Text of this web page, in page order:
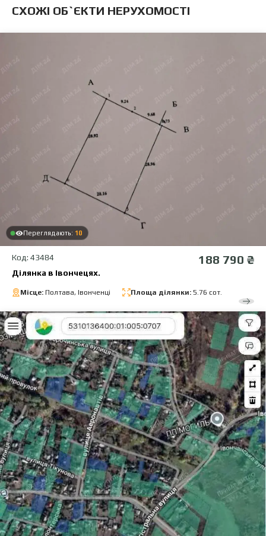
CХОЖІ ОБ`ЄКТИ НЕРУХОМОСТІ
Переглядають: 10
Код: 43484 188 790 ₴
Ділянка в Івончецях.
Місце: Полтава, Івонченці Площа ділянки: 5.76 сот.